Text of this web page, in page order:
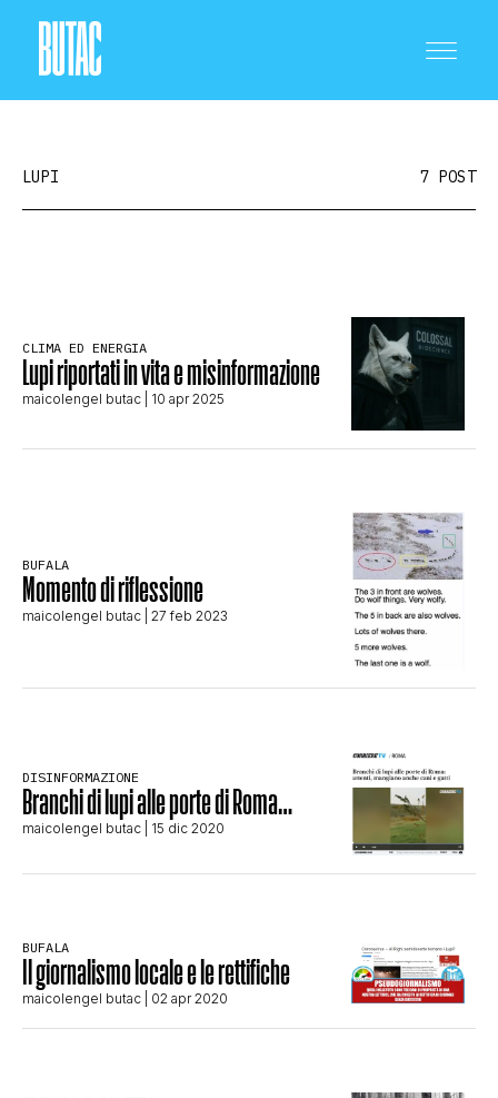
SCIENZA E TECNOLOGIA
SALUTE E MEDICINA
INTRATTENIMENTO
EVERGREEN
LUPI 7 POST
CLIMA ED ENERGIA
Lupi riportati in vita e misinformazione
maicolengel butac | 10 apr 2025
BUFALA
Momento di riflessione
maicolengel butac | 27 feb 2023
DISINFORMAZIONE
Branchi di lupi alle porte di Roma…
maicolengel butac | 15 dic 2020
BUFALA
Il giornalismo locale e le rettifiche
maicolengel butac | 02 apr 2020